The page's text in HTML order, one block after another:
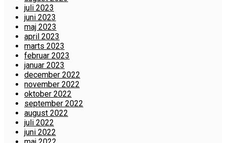
juli 2023
juni 2023
maj 2023
april 2023
marts 2023
februar 2023
januar 2023
december 2022
november 2022
oktober 2022
september 2022
august 2022
juli 2022
juni 2022